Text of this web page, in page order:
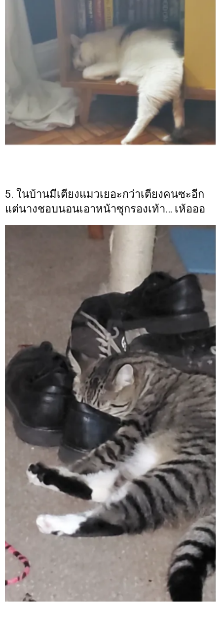
5. ในบ้านมีเตียงแมวเยอะกว่าเตียงคนซะอีก
แต่นางชอบนอนเอาหน้าซุกรองเท้า… เห้อออ